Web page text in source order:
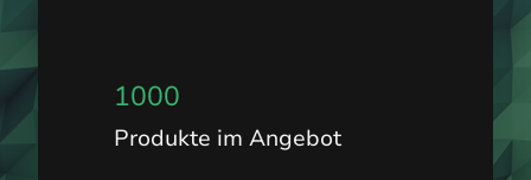
1000
Produkte im Angebot